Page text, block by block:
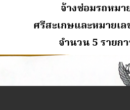
จ้างซ่อมรถหมา
ศรีสะเกษและหมายเ
จํานวน 5 รายก